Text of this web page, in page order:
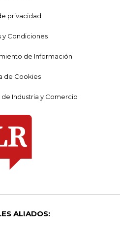
privacidad
y Condiciones
de Información
de Cookies
Industria y Comercio
ALIADOS: